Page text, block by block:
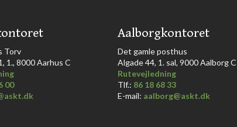
Torv
1., 8000 Aarhus C​​​
00
Aalborgkontoret
​Det gamle posthus
Algade 44, 1. sal, 9000 Aalborg C​
Rutevejledning
Tlf.: 86 18 68 33​
E-mail: aalborg@askt.dk​